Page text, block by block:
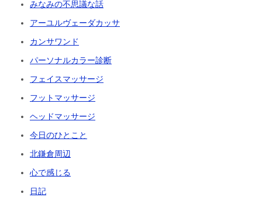
みなみの不思議な話
アーユルヴェーダカッサ
カンサワンド
パーソナルカラー診断
フェイスマッサージ
フットマッサージ
ヘッドマッサージ
今日のひとこと
北鎌倉周辺
心で感じる
日記